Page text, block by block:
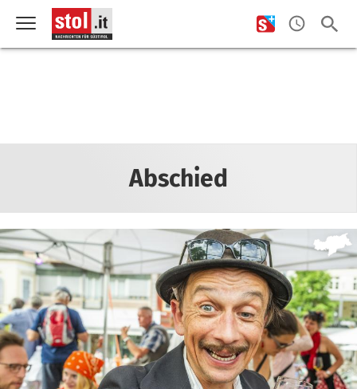
Abschied